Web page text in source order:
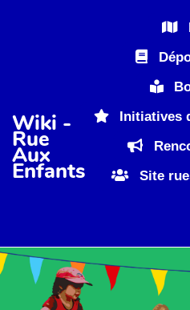
Aller au contenu principal
Wiki -
Rue
Aux
Enfants
Initiatives
Site